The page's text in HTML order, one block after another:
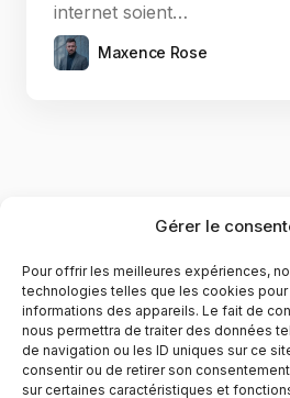
Gérer le
Pour offrir les meilleures expériences,
technologies telles que les cookies
informations des appareils. Le fait de
nous permettra de traiter des données
de navigation ou les ID uniques sur ce
consentir ou de retirer son
sur certaines caractéristiques et
internet soient…
Maxence Rose
YubiGeek est un média français
technologies, à la culture geek et